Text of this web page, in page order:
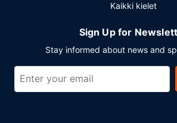
Kaikki kielet
Sign Up for
Stay informed about news and